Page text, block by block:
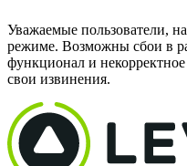
Уважаемые пользователи,
режиме. Возможны сбои в
функционал и
свои извинения.